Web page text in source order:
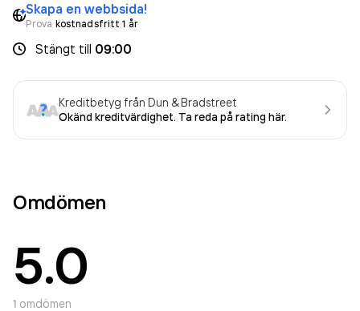
Skapa en webbsida!
Prova kostnadsfritt 1 år
Stängt till 09:00
Kreditbetyg från Dun & Bradstreet
Okänd kreditvärdighet. Ta reda på rating här.
Omdömen
5.0
1 omdömen